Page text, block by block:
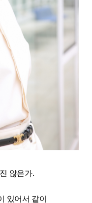
않은가.
있어서 같이